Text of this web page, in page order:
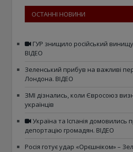
ОСТАННІ НОВИНИ
ГУР знищило російський
ВІДЕО
Зеленський прибув на важливі
Лондона. ВІДЕО
ЗМІ дізнались, коли Євросоюз
українців
Україна та Іспанія домовились
депортацію громадян. ВІДЕО
Росія готує удар «Орєшніком» –